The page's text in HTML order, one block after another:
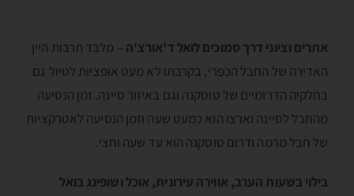
אתרים וציוני דרך סמוכים לואל ד'אורצ'ה – מלבד תרבות היין
האדירה של החבל הכפרי, בקרבתו לא מעט אופציות לטיול גם
בחלקיה הדרומיים של טוסקנה וגם באיזור סיינה. זמן הנסיעה
מהחבל לסיינה וארצו הוא כמעט שעה וזמן הנסיעה לאטרקציות
של חבל מרמה ודרום טוסקנה הוא עד שעה וחצי.
בילוי בשעות הערב, אווירה עירונית, אוכל ושופינג בואל